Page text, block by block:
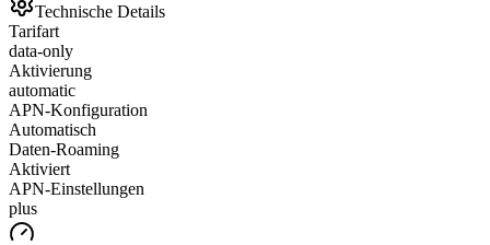
Technische Details
Tarifart
data-only
Aktivierung
automatic
APN-Konfiguration
Automatisch
Daten-Roaming
Aktiviert
APN-Einstellungen
plus